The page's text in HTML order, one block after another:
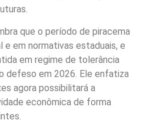
que o período de piracema
em normativas estaduais, e
em regime de tolerância
defeso em 2026. Ele enfatiza
agora possibilitará a
econômica de forma